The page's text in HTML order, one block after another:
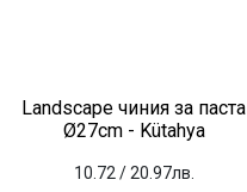
Landscape чиния за паста
Ø27cm - Kütahya
10.72 / 20.97лв.